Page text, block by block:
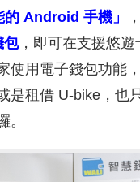
的 Android 手機」
包，即可在支援悠遊
使用電子錢包功能
是租借 U-bike，也
。